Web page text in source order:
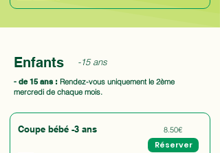
Enfants -15 ans
- de 15 ans : Rendez-vous uniquement le 2ème
mercredi de chaque mois.
Coupe bébé -3 ans 8.50€
Réserver